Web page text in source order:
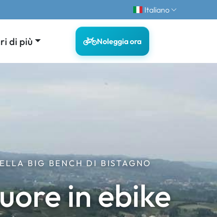
Italiano
di più Noleggia ora
BIG BENCH DI BISTAGNO
in ebike